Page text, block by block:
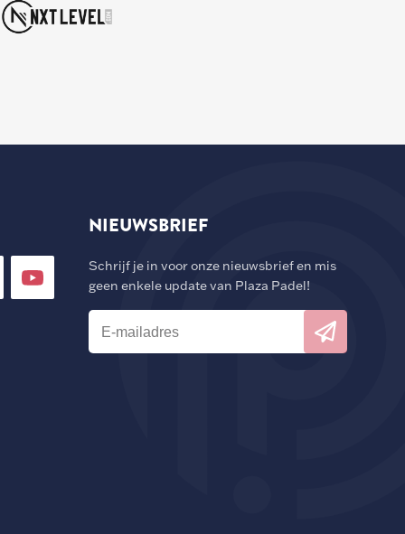
NIEUWSBRIEF
Schrijf je in voor onze nieuwsbrief en mis
geen enkele update van Plaza Padel!